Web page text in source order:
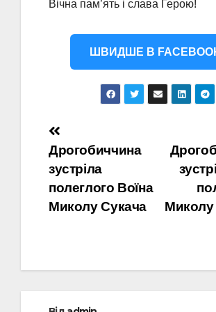
Вічна пам’ять і слава Герою!
ШВИДШЕ В
Навігація
записів
Миколу
Дрогобиччина
зустріла
полеглого Воїна
Миколу Сукача